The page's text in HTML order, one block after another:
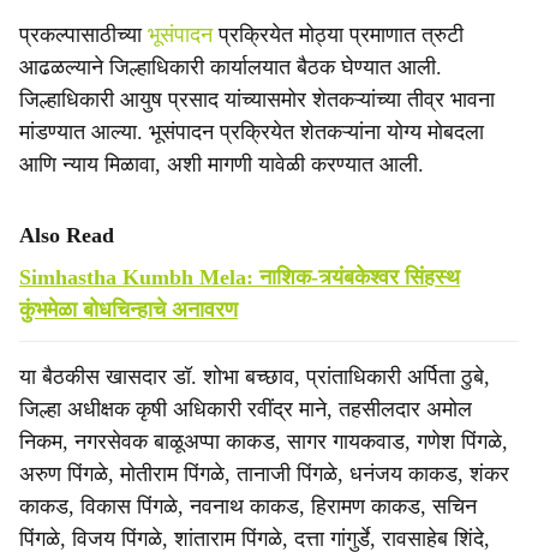
प्रकल्पासाठीच्या भूसंपादनप्रक्रियेत मोठ्या प्रमाणात त्रुटी
आढळल्याने जिल्हाधिकारी कार्यालयात बैठक घेण्यात आली.
जिल्हाधिकारी आयुष प्रसाद यांच्यासमोर शेतकऱ्यांच्या तीव्र भावना
मांडण्यात आल्या. भूसंपादन प्रक्रियेत शेतकऱ्यांना योग्य मोबदला
आणि न्याय मिळावा, अशी मागणी यावेळी करण्यात आली.
Also Read
Simhastha Kumbh Mela: नाशिक-त्र्यंबकेश्वर सिंहस्थ
कुंभमेळा बोधचिन्हाचे अनावरण
या बैठकीस खासदार डॉ. शोभा बच्छाव, प्रांताधिकारी अर्पिता ठुबे,
जिल्हा अधीक्षक कृषी अधिकारी रवींद्र माने, तहसीलदार अमोल
निकम, नगरसेवक बाळूअप्पा काकड, सागर गायकवाड, गणेश पिंगळे,
अरुण पिंगळे, मोतीराम पिंगळे, तानाजी पिंगळे, धनंजय काकड, शंकर
काकड, विकास पिंगळे, नवनाथ काकड, हिरामण काकड, सचिन
पिंगळे, विजय पिंगळे, शांताराम पिंगळे, दत्ता गांगुर्डे, रावसाहेब शिंदे,